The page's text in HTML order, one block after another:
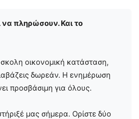
πληρώσουν. Και το
οικονομική κατάσταση,
δωρεάν. Η ενημέρωση
προσβάσιμη για όλους.
μας σήμερα. Ορίστε δύο